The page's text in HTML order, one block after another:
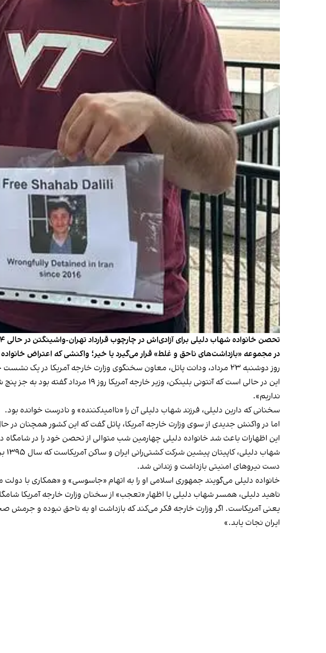
در مجموعه «بازداشت‌های ناحق و غلط» قرار می‌گیرد یا خیر؛ واکنشی که اعتراض
روز دوشنبه ۲۳ مرداد، ودانت پاتل، معاون سخنگوی وزارت خارجه آمریکا در یک نشست خبری گفت که مشخص نیست شهاب دلیلی در ایران «به ناحق» بازداشت شده باشد.
این در حالی‌ است که آنتونی بلینکن،
نداریم».
سخنانی که دارین دلیلی، فرزند شهاب دلیلی آن را «ناامیدکننده» و نادرست خوانده بود.
اما در واکنش جدیدی از سوی وزارت خارجه آمریکا، پاتل گفت که این کشور همچنان در
این اظهارات باعث شد خانواده دلیلی چهارمین شب متوالی از تحصن خود را در
دست نیروهای امنیتی بازداشت و زندانی شد.
خانواده دلیلی می‌گویند جمهوری اسلامی او را به اتهام «جاسوسی» و «همکاری با دولت متخاصم» یعنی
ناهید دلیلی، همسر شهاب دلیلی با اظهار «تعجب» از سخنان وزارت خارجه آمریکا
یعنی آمریکاست. اگر وزارت خارجه فکر می‌کند که بازداشت او به ناحق نبوده و جرمش
ایران نجات یابد.»